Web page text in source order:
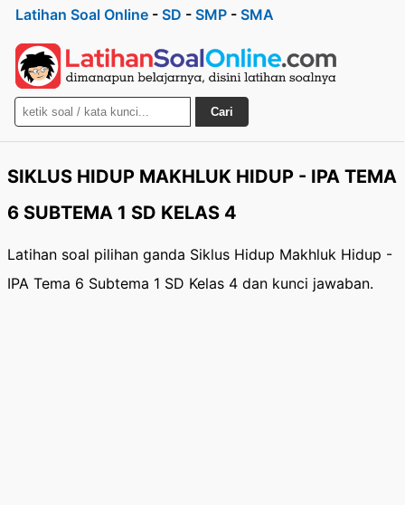
Latihan Soal Online - SD - SMP - SMA
Cari
SIKLUS HIDUP MAKHLUK HIDUP - IPA TEMA
6 SUBTEMA 1 SD KELAS 4
Latihan soal pilihan ganda Siklus Hidup Makhluk Hidup -
IPA Tema 6 Subtema 1 SD Kelas 4 dan kunci jawaban.